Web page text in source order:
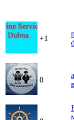
+1
0